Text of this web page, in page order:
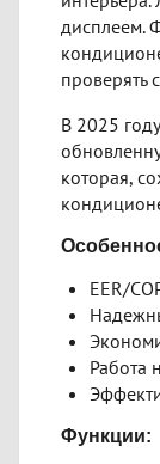
дисплеем.
проверять
В 2025
которая,
EER/
Работа
Функции: